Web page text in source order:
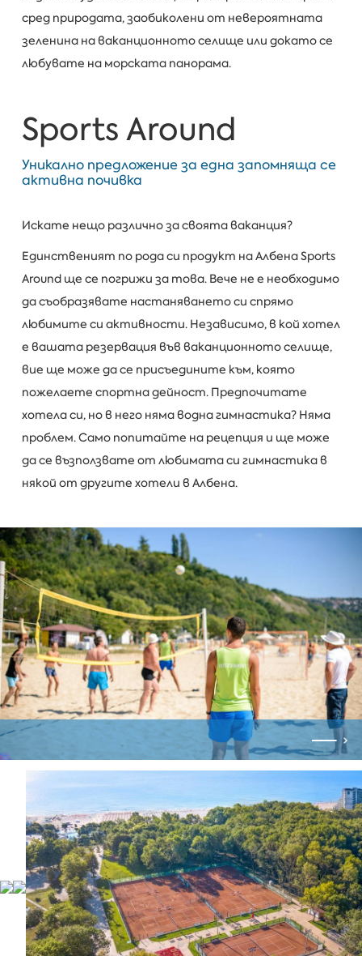
сред природата, заобиколени от невероятната
зеленина на ваканционното селище или докато се
любувате на морската панорама.
Sports Аround
Уникално предложение за една запомняща се
активна почивка
Искате нещо различно за своята ваканция?
Единственият по рода си продукт на Албена Sports
Around ще се погрижи за това. Вече не е необходимо
да съобразявате настаняването си спрямо
любимите си активности. Независимо, в кой хотел
е вашата резервация във ваканционното селище,
вие ще може да се присъедините към, която
пожелаете спортна дейност. Предпочитате
хотела си, но в него няма водна гимнастика? Няма
проблем. Само попитайте на рецепция и ще може
да се възползвате от любимата си гимнастика в
някой от другите хотели в Албена.